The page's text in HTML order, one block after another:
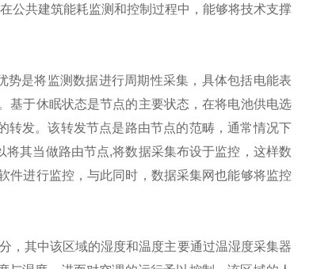
公共建筑能耗监测和控制过程中，能够将技术支撑
是将监测数据进行周期性采集，具体包括电能表
基于休眠状态是节点的主要状态，在将电池供电选
转发。该转发节点是路由节点的范畴，通常情况下
其当做路由节点,将数据采集布设于监控，这样数
件进行监控，与此同时，数据采集网也能够将监控
其中该区域的湿度和温度主要通过温湿度采集器